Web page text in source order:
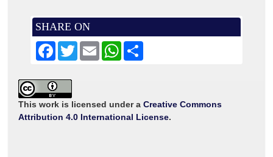
SHARE ON
F
a
b
o
o
k
T
w
r
E
m
W
p
p
S
This work is licensed under a Creative Commons
Attribution 4.0 International License.